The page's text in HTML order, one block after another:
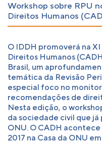
Workshop sobre RPU
Direitos Humanos
O IDDH promoverá na
Direitos Humanos
Brasil, um
temática da Revisão
especial foco no
recomendações de
Nesta edição, o
da sociedade civil que
ONU. O CADH acontece
2017 na Casa da ONU